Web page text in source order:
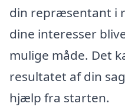
din repræsentant i
dine interesser
mulige måde. Det
resultatet af din
hjælp fra starten.